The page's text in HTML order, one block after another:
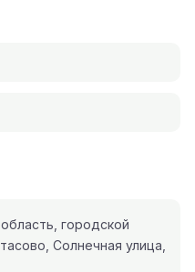
городской
Солнечная улица,